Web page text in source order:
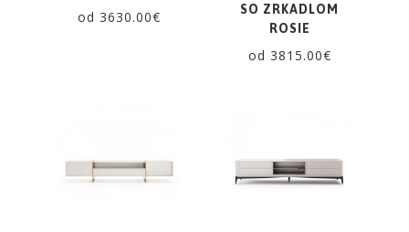
od 3630.00€
SO ZRKADLOM
ROSIE
od 3815.00€